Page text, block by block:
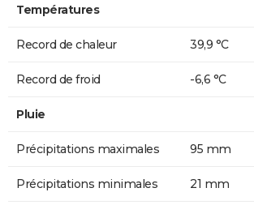
Températures
Record de chaleur 39,9 °C
Record de froid -6,6 °C
Pluie
Précipitations maximales 95 mm
Précipitations minimales 21 mm